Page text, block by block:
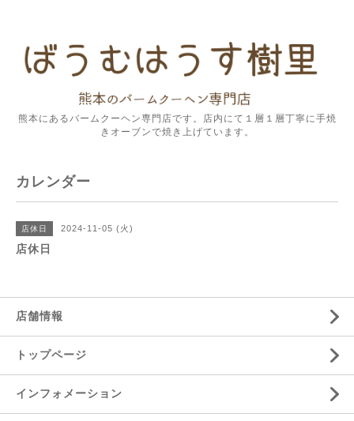
熊本にあるバームクーヘン専門店です。店内にて１層１層丁寧に手焼
きオーブンで焼き上げています。
カレンダー
店休日 2024-11-05 (火)
店休日
店舗情報
トップページ
インフォメーション